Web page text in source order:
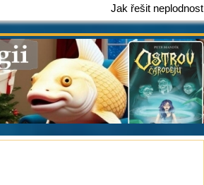
Jak řešit neplodnost